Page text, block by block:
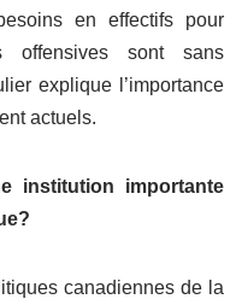
en effectifs pour
sont sans
explique l’importance
actuels.
institution importante
canadiennes de la